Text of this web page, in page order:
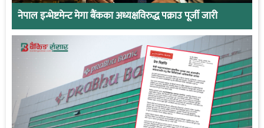
नेपाल इन्भेष्टमेन्ट मेगा बैंकका अध्यक्षविरुद्ध पक्राउ पूर्जी जारी